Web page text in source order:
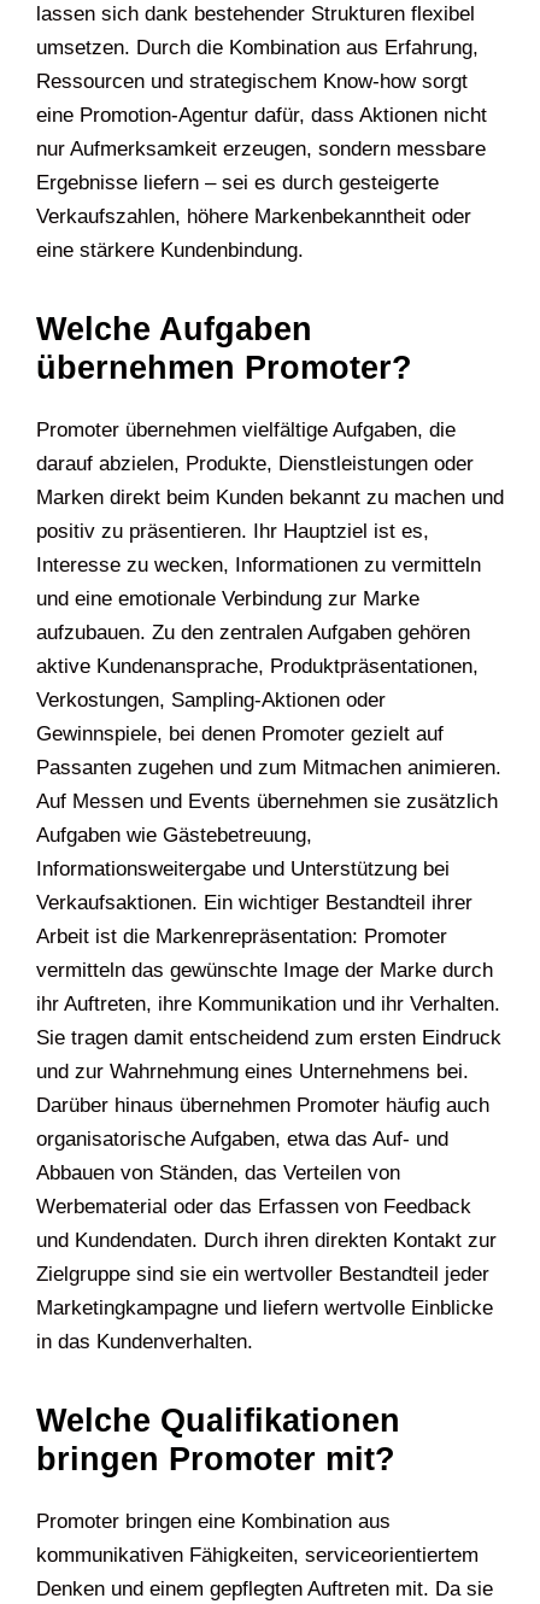
lassen sich dank bestehender Strukturen flexibel
umsetzen. Durch die Kombination aus Erfahrung,
Ressourcen und strategischem Know-how sorgt
eine Promotion-Agentur dafür, dass Aktionen nicht
nur Aufmerksamkeit erzeugen, sondern messbare
Ergebnisse liefern – sei es durch gesteigerte
Verkaufszahlen, höhere Markenbekanntheit oder
eine stärkere Kundenbindung.
Welche Aufgaben
übernehmen Promoter?
Promoter übernehmen vielfältige Aufgaben, die
darauf abzielen, Produkte, Dienstleistungen oder
Marken direkt beim Kunden bekannt zu machen und
positiv zu präsentieren. Ihr Hauptziel ist es,
Interesse zu wecken, Informationen zu vermitteln
und eine emotionale Verbindung zur Marke
aufzubauen. Zu den zentralen Aufgaben gehören
aktive Kundenansprache, Produktpräsentationen,
Verkostungen, Sampling-Aktionen oder
Gewinnspiele, bei denen Promoter gezielt auf
Passanten zugehen und zum Mitmachen animieren.
Auf Messen und Events übernehmen sie zusätzlich
Aufgaben wie Gästebetreuung,
Informationsweitergabe und Unterstützung bei
Verkaufsaktionen. Ein wichtiger Bestandteil ihrer
Arbeit ist die Markenrepräsentation: Promoter
vermitteln das gewünschte Image der Marke durch
ihr Auftreten, ihre Kommunikation und ihr Verhalten.
Sie tragen damit entscheidend zum ersten Eindruck
und zur Wahrnehmung eines Unternehmens bei.
Darüber hinaus übernehmen Promoter häufig auch
organisatorische Aufgaben, etwa das Auf- und
Abbauen von Ständen, das Verteilen von
Werbematerial oder das Erfassen von Feedback
und Kundendaten. Durch ihren direkten Kontakt zur
Zielgruppe sind sie ein wertvoller Bestandteil jeder
Marketingkampagne und liefern wertvolle Einblicke
in das Kundenverhalten.
Welche Qualifikationen
bringen Promoter mit?
Promoter bringen eine Kombination aus
kommunikativen Fähigkeiten, serviceorientiertem
Denken und einem gepflegten Auftreten mit. Da sie